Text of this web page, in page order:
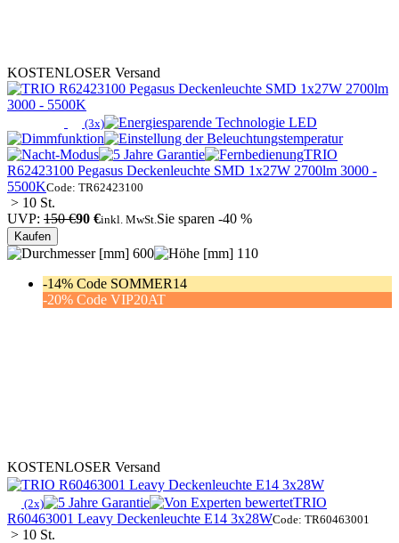
KOSTENLOSER Versand
(3x)
TRIO
R62423100 Pegasus Deckenleuchte SMD 1x27W 2700lm 3000 -
5500KCode: TR62423100
> 10 St.
UVP: 150 €90 €inkl. MwSt.Sie sparen -40 %
Kaufen
600
110
-14% Code SOMMER14
-20% Code VIP20AT
KOSTENLOSER Versand
(2x)
TRIO
R60463001 Leavy Deckenleuchte E14 3x28WCode: TR60463001
> 10 St.